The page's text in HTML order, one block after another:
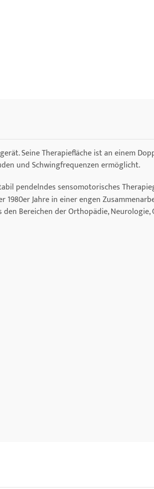
Seine Therapiefläche ist an einem
und Schwingfrequenzen ermöglicht.
pendelndes sensomotorisches
Jahre in einer engen
Bereichen der Orthopädie, Neurologie,